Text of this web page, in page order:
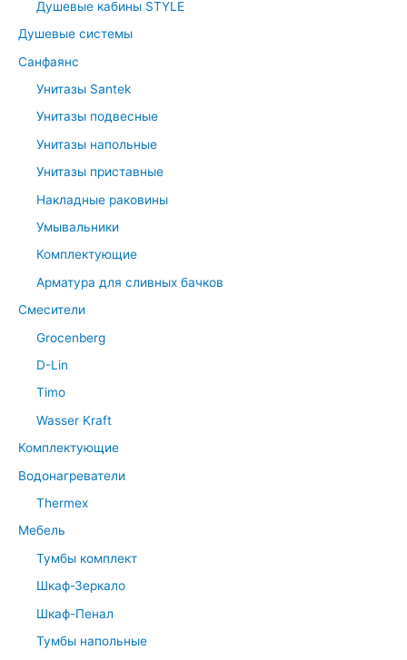
Душевые кабины STYLE
Душевые системы
Санфаянс
Унитазы Santek
Унитазы подвесные
Унитазы напольные
Унитазы приставные
Накладные раковины
Умывальники
Комплектующие
Арматура для сливных бачков
Смесители
Grocenberg
D-Lin
Timo
Wasser Kraft
Комплектующие
Водонагреватели
Thermex
Мебель
Тумбы комплект
Шкаф-Зеркало
Шкаф-Пенал
Тумбы напольные